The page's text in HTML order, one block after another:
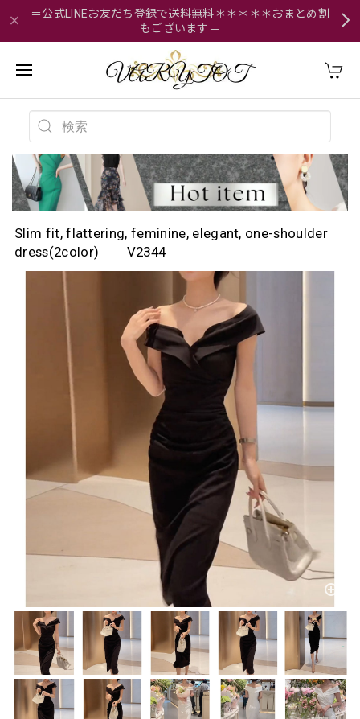
＝公式LINEお友だち登録で送料無料＊＊＊＊＊おまとめ割
もございます＝
Slim fit, flattering, feminine, elegant, one-shoulder
dress(2color) V2344